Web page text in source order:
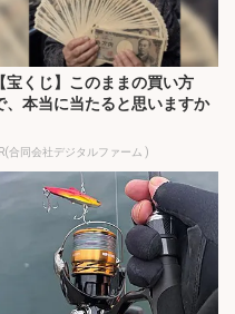
【宝くじ】このままの買い方
、本当に当たると思いますか
合同会社デジタルファーム )